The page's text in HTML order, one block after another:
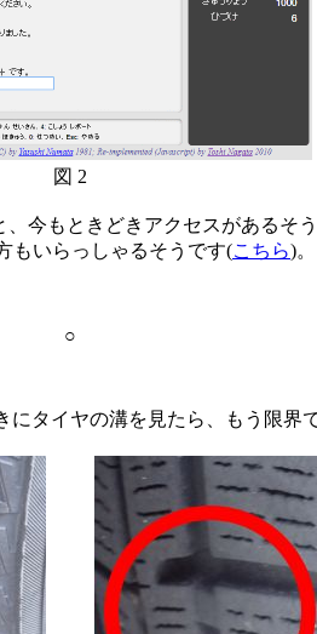
図 2
、今もときどきアクセスがあるそ
もいらっしゃるそうです(こちら)。
○
タイヤの溝を見たら、もう限界で